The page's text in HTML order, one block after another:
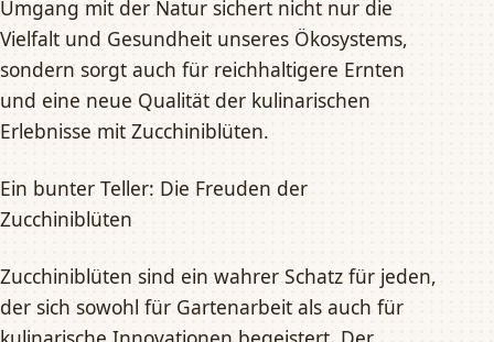
Umgang mit der Natur sichert nicht nur die
Vielfalt und Gesundheit unseres Ökosystems,
sondern sorgt auch für reichhaltigere Ernten
und eine neue Qualität der kulinarischen
Erlebnisse mit Zucchiniblüten.
Ein bunter Teller: Die Freuden der
Zucchiniblüten
Zucchiniblüten sind ein wahrer Schatz für jeden,
der sich sowohl für Gartenarbeit als auch für